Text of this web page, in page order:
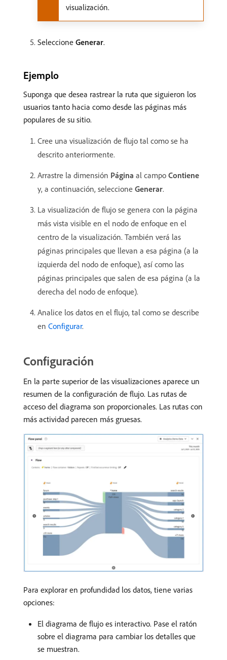
visualización.
Seleccione Generar.
Ejemplo
Suponga que desea rastrear la ruta que siguieron los
usuarios tanto hacia como desde las páginas más
populares de su sitio.
Cree una visualización de flujo tal como se ha
descrito anteriormente.
Arrastre la dimensión Página al campo Contiene
y, a continuación, seleccione Generar.
La visualización de flujo se genera con la página
más vista visible en el nodo de enfoque en el
centro de la visualización. También verá las
páginas principales que llevan a esa página (a la
izquierda del nodo de enfoque), así como las
páginas principales que salen de esa página (a la
derecha del nodo de enfoque).
Analice los datos en el flujo, tal como se describe
en Configurar.
Configuración
En la parte superior de las visualizaciones aparece un
resumen de la configuración de flujo. Las rutas de
acceso del diagrama son proporcionales. Las rutas con
más actividad parecen más gruesas.
Para explorar en profundidad los datos, tiene varias
opciones:
El diagrama de flujo es interactivo. Pase el ratón
sobre el diagrama para cambiar los detalles que
se muestran.